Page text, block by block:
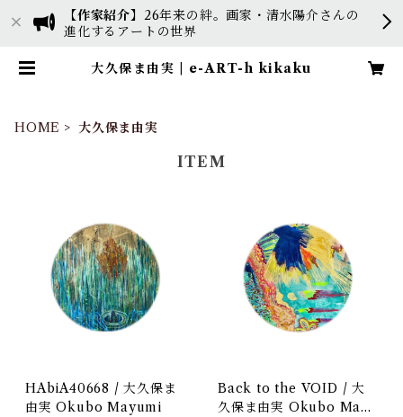
【作家紹介】 26年来の絆。画家・清水陽介さんの
進化するアートの世界
大久保ま由実 | e-ART-h kikaku
HOME 大久保ま由実
ITEM
HAbiA40668 / 大久保ま
由実 Okubo Mayumi
Back to the VOID / 大
久保ま由実 Okubo Mayu